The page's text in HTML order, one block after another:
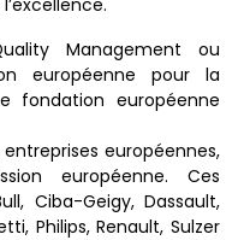
Management ou
européenne pour la
fondation européenne
européennes,
européenne. Ces
Ciba-Geigy, Dassault,
Philips, Renault, Sulzer